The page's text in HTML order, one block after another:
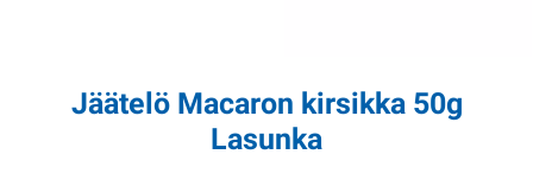
Jäätelö Macaron kirsikka 50g
Lasunka